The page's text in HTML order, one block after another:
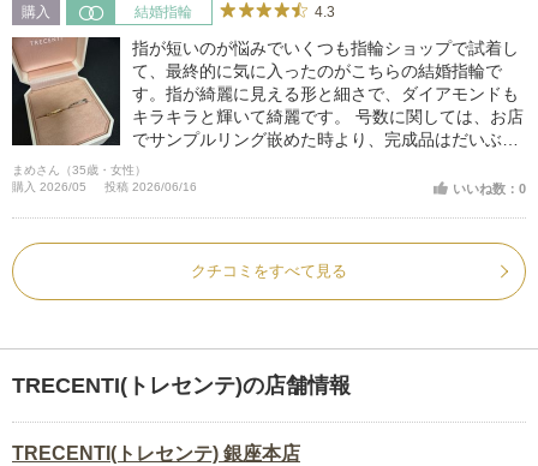
購入 結婚指輪 4.3
指が短いのが悩みでいくつも指輪ショップで試着し
て、最終的に気に入ったのがこちらの結婚指輪で
す。指が綺麗に見える形と細さで、ダイアモンドも
キラキラと輝いて綺麗です。 号数に関しては、お店
でサンプルリング嵌めた時より、完成品はだいぶゆ
るかったので一回り小さめにすることをお勧めしま
す。
まめさん（35歳・女性）
購入 2026/05
投稿 2026/06/16 いいね数：0
クチコミをすべて見る
TRECENTI(トレセンテ)の店舗情報
TRECENTI(トレセンテ) 銀座本店